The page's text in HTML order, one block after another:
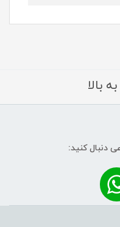
بالا
دنبال کنید: